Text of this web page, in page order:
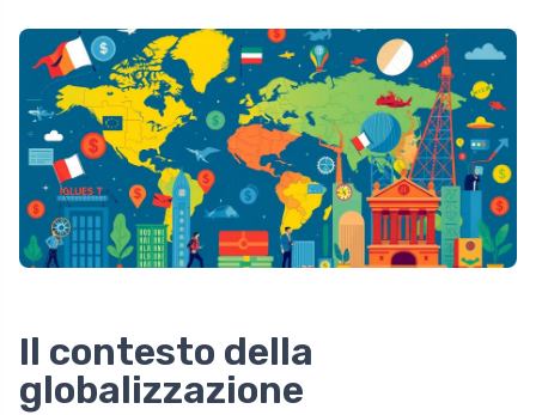
Il contesto della
globalizzazione